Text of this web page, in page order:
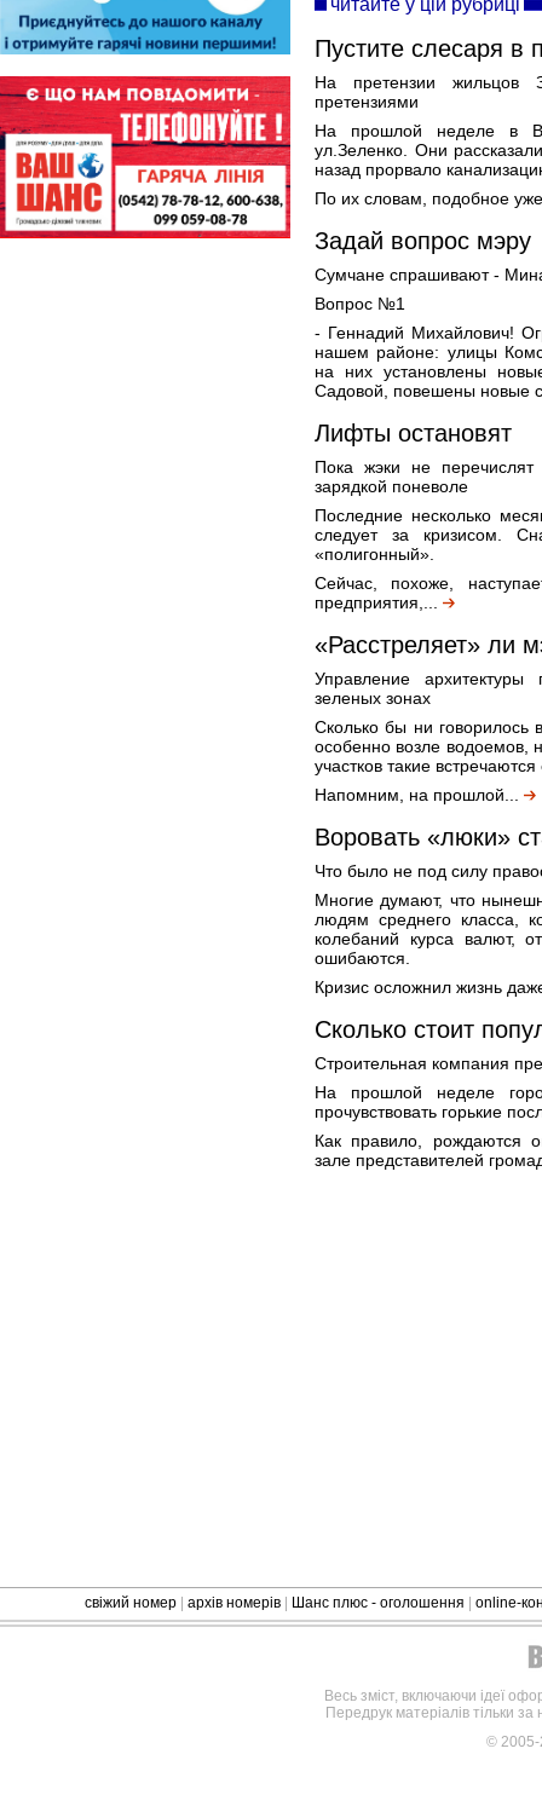
Пустите слесаря в
На претензии жильцов
претензиями
На прошлой неделе в
ул.Зеленко. Они
назад прорвало
По их словам, подобное
Задай вопрос мэру
Сумчане спрашивают -
Вопрос №1
- Геннадий Михайлович!
нашем районе: улицы
на них установлены
Садовой, повешены новые
Лифты остановят
Пока жэки не перечислят
зарядкой поневоле
Последние несколько
следует за кризисом.
«полигонный».
Сейчас, похоже,
предприятия,...
«Расстреляет» ли
Управление архитектуры
зеленых зонах
Сколько бы ни говорилось
особенно возле водоемов,
участков такие
Напомним, на прошлой...
Воровать «люки»
Что было не под силу
Многие думают, что
людям среднего класса,
колебаний курса валют,
ошибаются.
Кризис осложнил жизнь
Сколько стоит
Строительная компания
На прошлой неделе
прочувствовать горькие
Как правило, рождаются
зале представителей
свіжий номер архів номерів Шанс плюс - оголошення online-
Весь зміст, включаючи ідеї
Передрук матеріалів тільки
©